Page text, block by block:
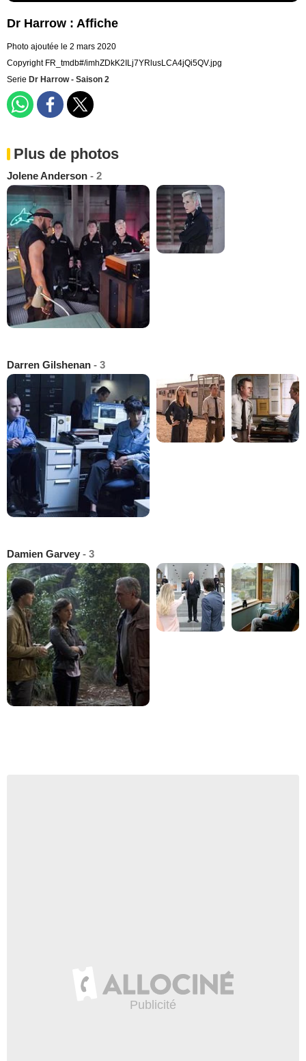
Dr Harrow : Affiche
Photo ajoutée le 2 mars 2020
Copyright FR_tmdb#/imhZDkK2ILj7YRlusLCA4jQi5QV.jpg
Serie Dr Harrow - Saison 2
Plus de photos
Jolene Anderson - 2
Darren Gilshenan - 3
Damien Garvey - 3